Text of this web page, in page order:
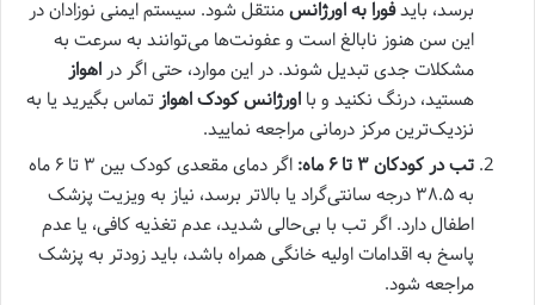
برسد، بایدفورا به اورژانسمنتقل شود. سیستم ایمنی نوزادان در
این سن هنوز نابالغ است و عفونت‌ها می‌توانند به سرعت به
مشکلات جدی تبدیل شوند. در این موارد، حتی اگر در اهواز
هستید، درنگ نکنید و با اورژانس کودک اهواز تماس بگیرید یا به
نزدیک‌ترین مرکز درمانی مراجعه نمایید.
تب در کودکان ۳ تا ۶ ماه:
اگر دمای مقعدی کودک بین ۳ تا ۶ ماه
به ۳۸.۵ درجه سانتی‌گراد یا بالاتر برسد، نیاز به ویزیت پزشک
اطفال دارد. اگر تب با بی‌حالی شدید، عدم تغذیه کافی، یا عدم
پاسخ به اقدامات اولیه خانگی همراه باشد، باید زودتر به پزشک
مراجعه شود.